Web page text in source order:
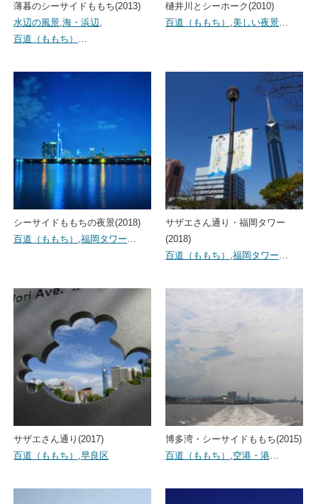
薄暮のシーサイドももち(2013)
水辺の風景,海・浜辺,
百道（ももち） …
樋井川とシーホーク(2010)
百道（ももち） ,美しい夜景…
シーサイドももちの夜景(2018)
百道（ももち） ,福岡タワー…
サザエさん通り・福岡タワー
(2018)
百道（ももち） ,福岡タワー…
サザエさん通り(2017)
百道（ももち） ,早良区
博多湾・シーサイドももち(2015)
百道（ももち） ,空港・港…